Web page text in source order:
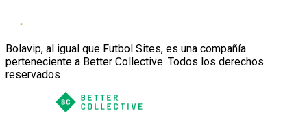
Bolavip, al igual que Futbol Sites, es una compañía
perteneciente a Better Collective. Todos los derechos
reservados